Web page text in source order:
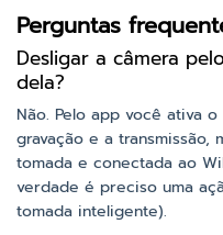
Perguntas
Desligar a câmera
dela?
Não. Pelo app você ativa
gravação e a transmissão,
tomada e conectada ao
verdade é preciso uma
tomada inteligente).